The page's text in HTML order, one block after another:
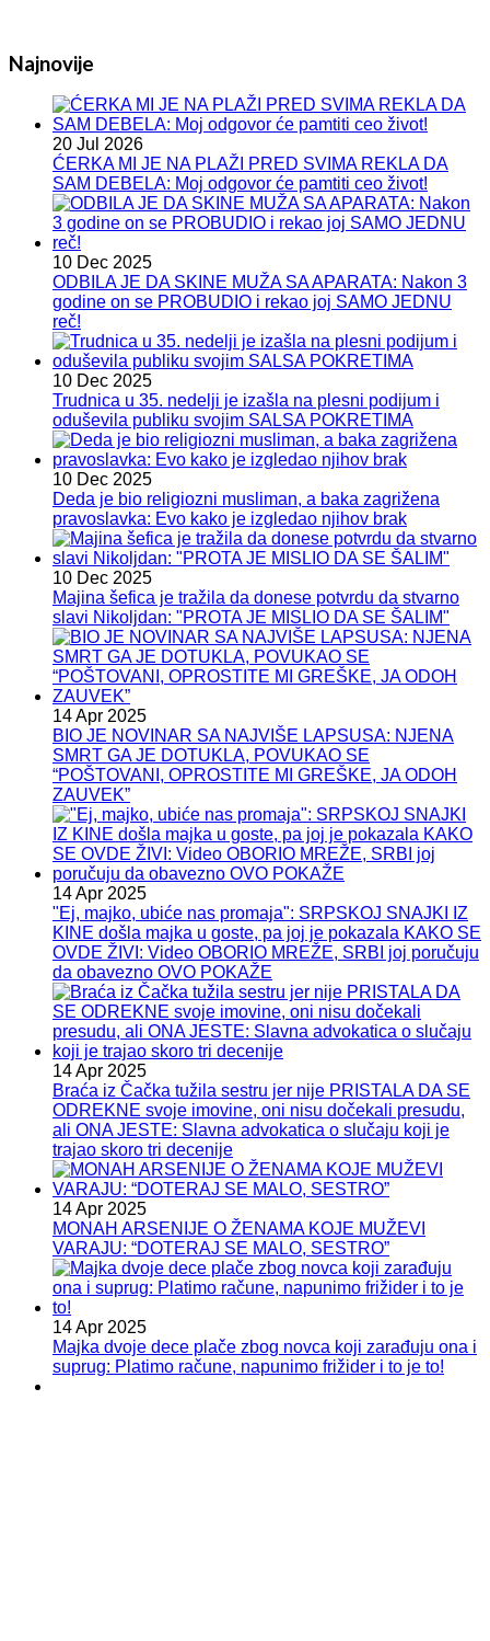
Najnovije
20 Jul 2026
ĆERKA MI JE NA PLAŽI PRED SVIMA REKLA DA
SAM DEBELA: Moj odgovor će pamtiti ceo život!
10 Dec 2025
ODBILA JE DA SKINE MUŽA SA APARATA: Nakon 3
godine on se PROBUDIO i rekao joj SAMO JEDNU
reč!
10 Dec 2025
Trudnica u 35. nedelji je izašla na plesni podijum i
oduševila publiku svojim SALSA POKRETIMA
10 Dec 2025
Deda je bio religiozni musliman, a baka zagrižena
pravoslavka: Evo kako je izgledao njihov brak
10 Dec 2025
Majina šefica je tražila da donese potvrdu da stvarno
slavi Nikoljdan: "PROTA JE MISLIO DA SE ŠALIM"
14 Apr 2025
BIO JE NOVINAR SA NAJVIŠE LAPSUSA: NJENA
SMRT GA JE DOTUKLA, POVUKAO SE
“POŠTOVANI, OPROSTITE MI GREŠKE, JA ODOH
ZAUVEK”
14 Apr 2025
"Ej, majko, ubiće nas promaja": SRPSKOJ SNAJKI IZ
KINE došla majka u goste, pa joj je pokazala KAKO SE
OVDE ŽIVI: Video OBORIO MREŽE, SRBI joj poručuju
da obavezno OVO POKAŽE
14 Apr 2025
Braća iz Čačka tužila sestru jer nije PRISTALA DA SE
ODREKNE svoje imovine, oni nisu dočekali presudu,
ali ONA JESTE: Slavna advokatica o slučaju koji je
trajao skoro tri decenije
14 Apr 2025
MONAH ARSENIJE O ŽENAMA KOJE MUŽEVI
VARAJU: “DOTERAJ SE MALO, SESTRO”
14 Apr 2025
Majka dvoje dece plače zbog novca koji zarađuju ona i
suprug: Platimo račune, napunimo frižider i to je to!